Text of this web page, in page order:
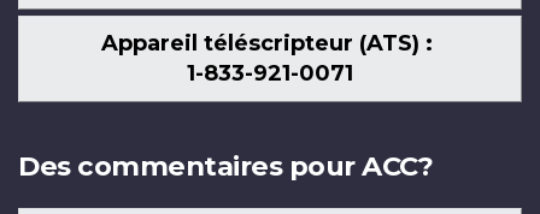
Appareil téléscripteur (ATS) :
1-833-921-0071
Des commentaires pour ACC?